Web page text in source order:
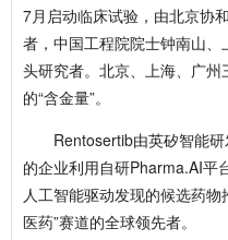
7月启动临床试验，由北京协
者，中国工程院院士钟南山
头研究者。北京、上海、广
的“含金量”。
Rentosertib由英矽智能
的企业利用自研Pharma.AI平
人工智能驱动发现的候选药
医药”赛道的全球领先者。